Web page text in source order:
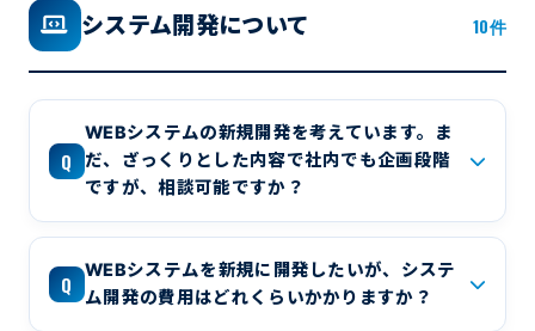
システム開発について 10件
Q
WEBシステムの新規開発を考えています。ま
だ、ざっくりとした内容で社内でも企画段階
ですが、相談可能ですか？
Q
WEBシステムを新規に開発したいが、システ
ム開発の費用はどれくらいかかりますか？